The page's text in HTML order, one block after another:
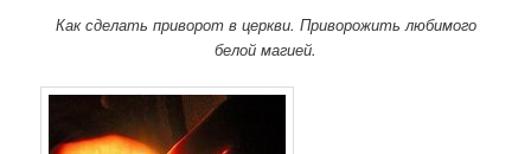
Как сделать приворот в церкви. Приворожить любимого
белой магией.